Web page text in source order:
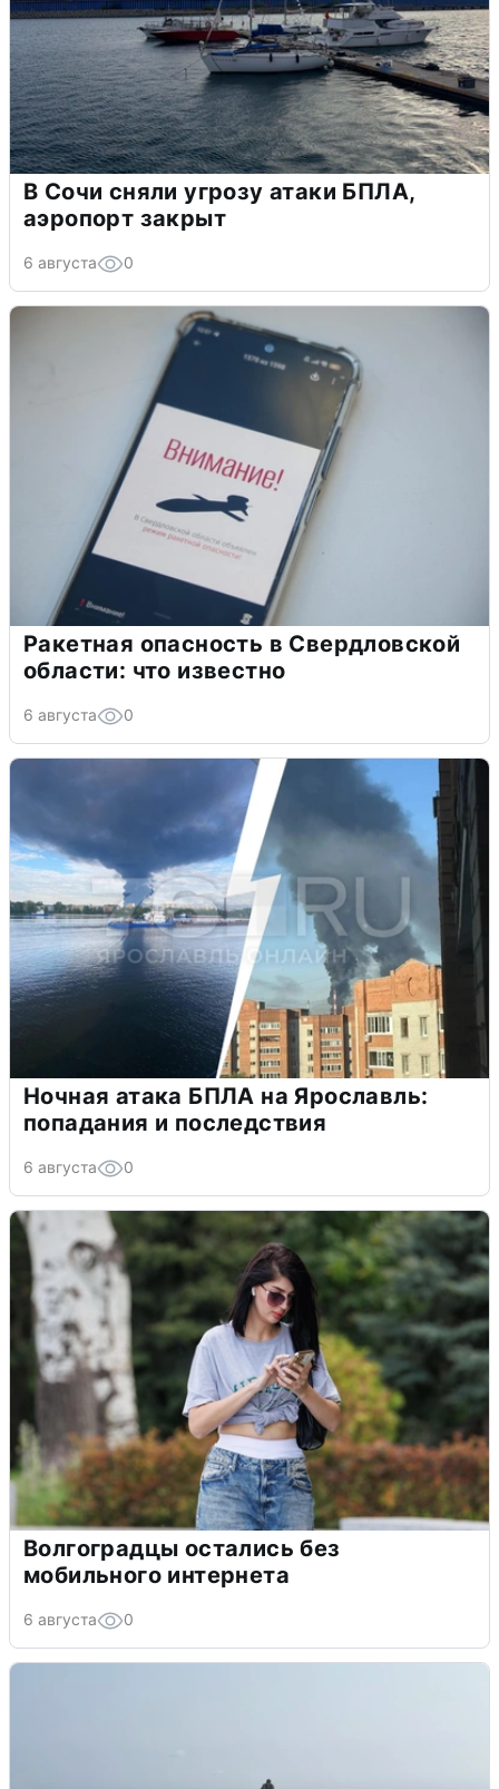
В Сочи сняли угрозу атаки БПЛА,
аэропорт закрыт
6 августа 0
Ракетная опасность в Свердловской
области: что известно
6 августа 0
Ночная атака БПЛА на Ярославль:
попадания и последствия
6 августа 0
Волгоградцы остались без
мобильного интернета
6 августа 0